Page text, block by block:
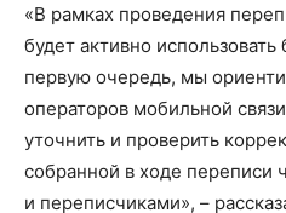
«В рамках проведения
будет активно
первую очередь, мы
операторов мобильной
уточнить и проверить
собранной в ходе переписи
и переписчиками», –